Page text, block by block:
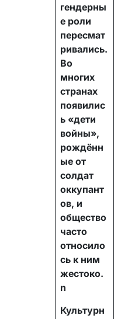
гендерны
е роли
пересмат
ривались.
Во
многих
странах
появилис
ь «дети
войны»,
рождённ
ые от
солдат
оккупант
ов, и
общество
часто
относило
сь к ним
жестоко.
n
Культурн